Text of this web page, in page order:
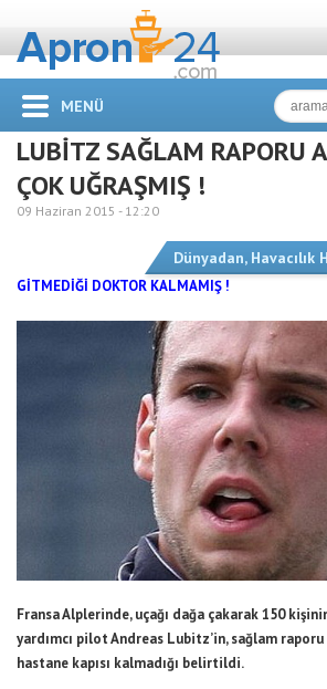
MENÜ
LUBİTZ SAĞLAM RAPORU
ÇOK UĞRAŞMIŞ !
09 Haziran 2015 - 12:20
Dünyadan, Havacılık
GİTMEDİĞİ DOKTOR KALMAMIŞ !
Fransa Alplerinde, uçağı dağa çakarak 150
yardımcı pilot Andreas Lubitz’in, sağlam
hastane kapısı kalmadığı belirtildi.